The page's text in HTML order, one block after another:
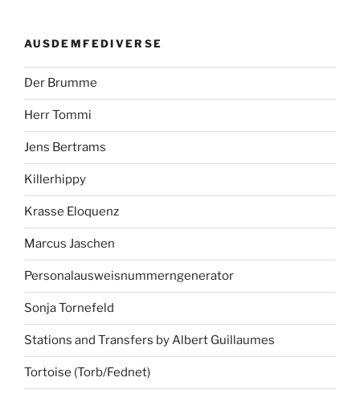
AUSDEMFEDIVERSE
Der Brumme
Herr Tommi
Jens Bertrams
Killerhippy
Krasse Eloquenz
Marcus Jaschen
Personalausweisnummerngenerator
Sonja Tornefeld
Stations and Transfers by Albert Guillaumes
Tortoise (Torb/Fednet)